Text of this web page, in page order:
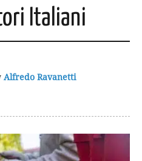
Italiani
Alfredo Ravanetti